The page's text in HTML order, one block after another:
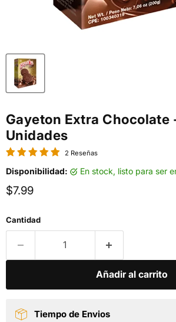
Gayeton Extra Chocolate
Unidades
2 Reseñas
Disponibilidad: en stock, listo para ser
Precio actual
$7.99
Cantidad
Añadir al carrito
Tiempo de Envios